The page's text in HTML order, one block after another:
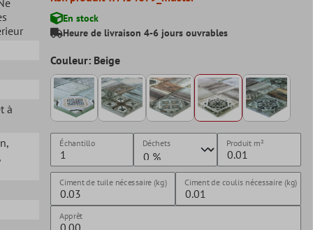
à
,
En stock
Heure de livraison 4-6 jours ouvrables
Couleur: Beige
Échantillo Déchets Produit m²
Ciment de tuile nécessaire (kg) Ciment de coulis nécessaire (kg)
Apprêt